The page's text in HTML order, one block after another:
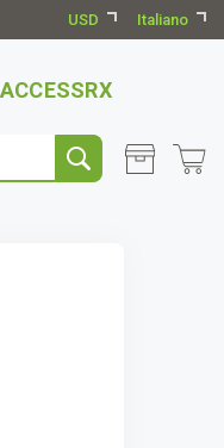
USD Italiano